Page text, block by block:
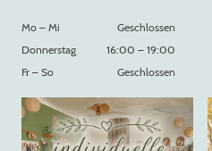
Mo – Mi
Geschlossen
Donnerstag
16:00 – 19:00
Fr – So Geschlossen